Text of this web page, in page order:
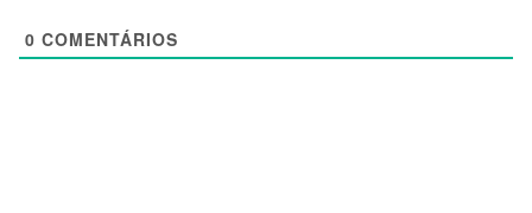
0 COMENTÁRIOS